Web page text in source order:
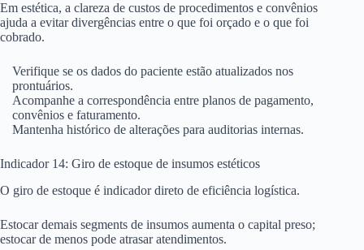
Em estética, a clareza de custos de procedimentos e convênios
ajuda a evitar divergências entre o que foi orçado e o que foi
cobrado.
Verifique se os dados do paciente estão atualizados nos
prontuários.
Acompanhe a correspondência entre planos de pagamento,
convênios e faturamento.
Mantenha histórico de alterações para auditorias internas.
Indicador 14: Giro de estoque de insumos estéticos
O giro de estoque é indicador direto de eficiência logística.
Estocar demais segments de insumos aumenta o capital preso;
estocar de menos pode atrasar atendimentos.